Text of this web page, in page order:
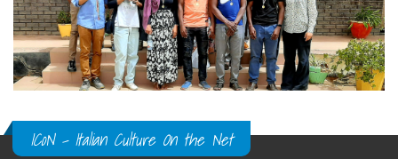
ICoN - Italian Culture On the Net